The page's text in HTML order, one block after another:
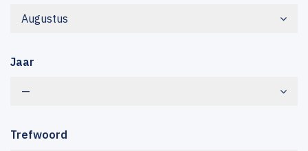
Augustus
Jaar
—
Trefwoord